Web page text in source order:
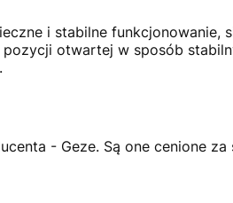
i stabilne funkcjonowanie,
pozycji otwartej w sposób
- Geze. Są one cenione za